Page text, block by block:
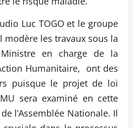
Luc TOGO et le groupe
modère les travaux sous la
en charge de la
Humanitaire, ont des
puisque le projet de loi
sera examiné en cette
l’Assemblée Nationale. Il